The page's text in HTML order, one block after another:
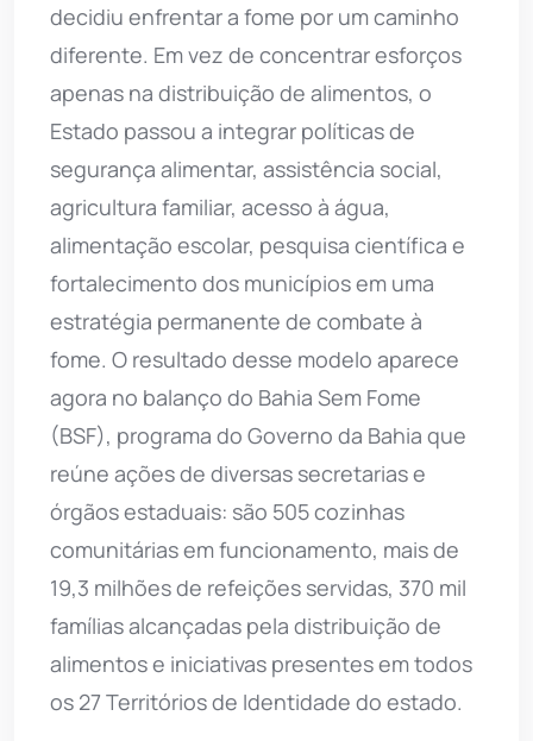
decidiu enfrentar a fome por um caminho
diferente. Em vez de concentrar esforços
apenas na distribuição de alimentos, o
Estado passou a integrar políticas de
segurança alimentar, assistência social,
agricultura familiar, acesso à água,
alimentação escolar, pesquisa científica e
fortalecimento dos municípios em uma
estratégia permanente de combate à
fome. O resultado desse modelo aparece
agora no balanço do Bahia Sem Fome
(BSF), programa do Governo da Bahia que
reúne ações de diversas secretarias e
órgãos estaduais: são 505 cozinhas
comunitárias em funcionamento, mais de
19,3 milhões de refeições servidas, 370 mil
famílias alcançadas pela distribuição de
alimentos e iniciativas presentes em todos
os 27 Territórios de Identidade do estado.